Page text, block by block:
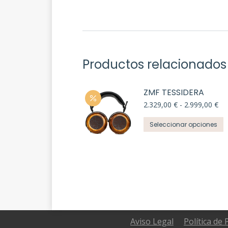
Productos relacionados
ZMF TESSIDERA
2.329,00 € - 2.999,00 €
Seleccionar opciones
Aviso Legal Política de